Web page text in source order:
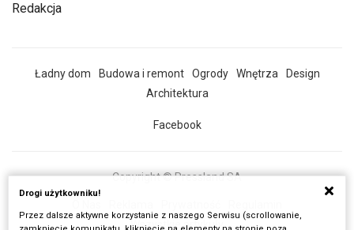
Redakcja
Ładny dom Budowa i remont Ogrody Wnętrza
Design
Architektura
Facebook
Copyright © Pressland SA
Wszystkie artykuły
Drogi użytkowniku!
Przez dalsze aktywne korzystanie z naszego Serwisu (scrollowanie,